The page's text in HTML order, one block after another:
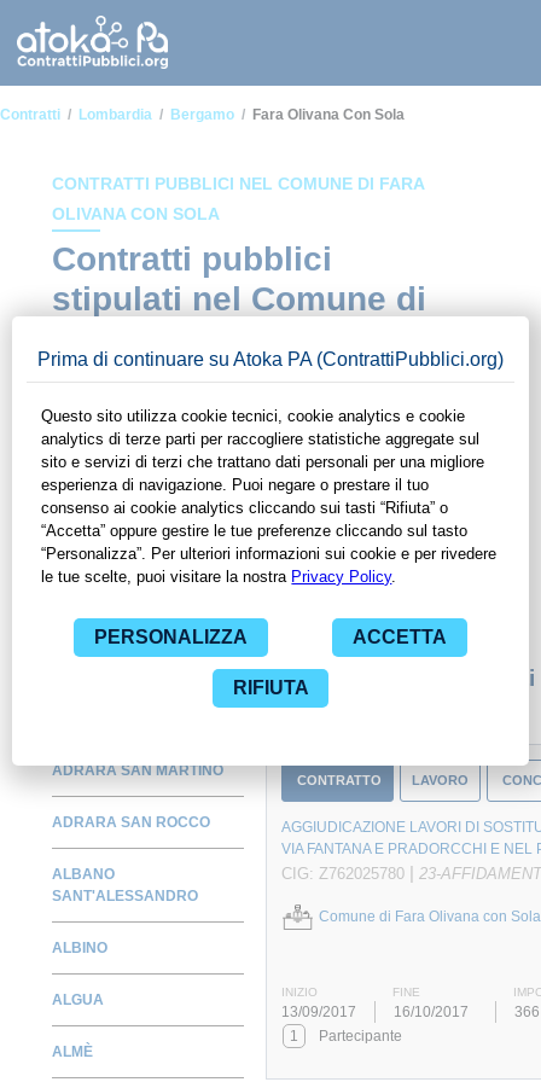
Contratti Lombardia Bergamo Fara Olivana Con Sola
CONTRATTI PUBBLICI NEL COMUNE DI FARA
OLIVANA CON SOLA
Contratti pubblici
stipulati nel Comune di
all'interno del Comune di Fara Olivana con Sola. Grazie alle
funzionalità di ContrattiPubblici.org potrai monitorare la
scadenza dei contratti pubblici di tuo interesse e
programmare la tua attività commerciale con le Pubbliche
Amministrazioni con largo anticipo. Il servizio di
ContrattiPubblici.org offre agli utenti 7 giorni di prova gratuiti
per avere l'opportunità di conoscere e consultare tutti i dati
inerenti ai contratti stipulati da una specifica PA, compresi gli
Monitora alcuni
ADRARA SAN MARTINO
ADRARA SAN ROCCO
ALBANO
SANT'ALESSANDRO
ALBINO
ALGUA
ALMÈ
CONTRATTO LAVORO
AGGIUDICAZIONE LAVORI DI
VIA FANTANA E PRADORCCHI E NEL
CIG: Z762025780 | 23-
Comune di Fara Olivana con Sola
INIZIO FINE
13/09/2017 16/10/2017
1
Partecipante